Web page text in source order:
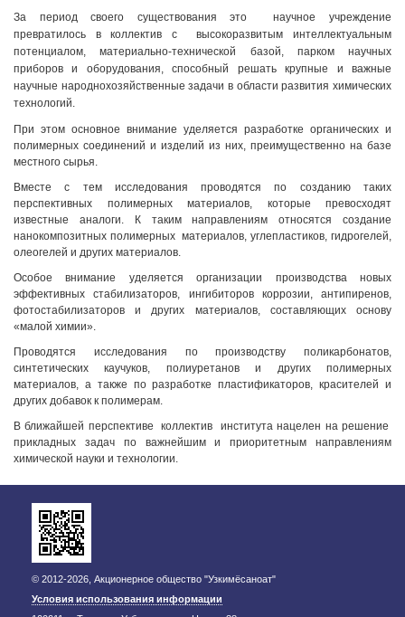
За период своего существования это научное учреждение
превратилось в коллектив с высокоразвитым интеллектуальным
потенциалом, материально-технической базой, парком научных
приборов и оборудования, способный решать крупные и важные
научные народнохозяйственные задачи в области развития химических
технологий.
При этом основное внимание уделяется разработке органических и
полимерных соединений и изделий из них, преимущественно на базе
местного сырья.
Вместе с тем исследования проводятся по созданию таких
перспективных полимерных материалов, которые превосходят
известные аналоги. К таким направлениям относятся создание
нанокомпозитных полимерных материалов, углепластиков, гидрогелей,
олеогелей и других материалов.
Особое внимание уделяется организации производства новых
эффективных стабилизаторов, ингибиторов коррозии, антипиренов,
фотостабилизаторов и других материалов, составляющих основу
«малой химии».
Проводятся исследования по производству поликарбонатов,
синтетических каучуков, полиуретанов и других полимерных
материалов, а также по разработке пластификаторов, красителей и
других добавок к полимерам.
В ближайшей перспективе коллектив института нацелен на решение
прикладных задач по важнейшим и приоритетным направлениям
химической науки и технологии.
© 2012-2026, Акционерное общество "Узкимёсаноат"
Условия использования информации